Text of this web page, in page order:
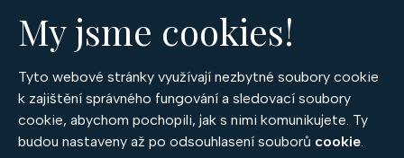
My jsme cookies!
Tyto webové stránky využívají nezbytné soubory cookie
k zajištění správného fungování a sledovací soubory
cookie, abychom pochopili, jak s nimi komunikujete. Ty
budou nastaveny až po odsouhlasení souborů cookie.
Služby
Zakázková výroba šperků
Nakupování
Obchodní podmínky
GDPR